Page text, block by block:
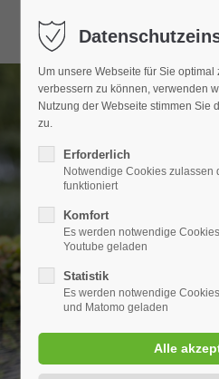
Um unsere Webseite für Sie
verbessern zu können, verwenden
Nutzung der Webseite stimmen Sie
zu.
Erforderlich
Notwendige Cookies zulassen
funktioniert
Komfort
Es werden notwendige
Youtube geladen
Statistik
Es werden notwendige
und Matomo geladen